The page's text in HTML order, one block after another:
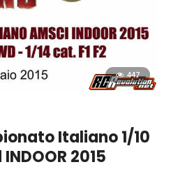
447
Italiano 1/10
2015